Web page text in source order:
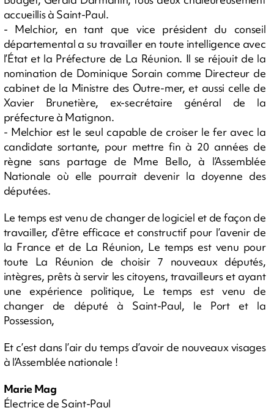
accueillis à Saint-Paul.
- Melchior, en tant que vice président du conseil
départemental a su travailler en toute intelligence avec
l’État et la Préfecture de La Réunion. Il se réjouit de la
nomination de Dominique Sorain comme Directeur de
cabinet de la Ministre des Outre-mer, et aussi celle de
Xavier Brunetière, ex-secrétaire général de la
préfecture à Matignon.
- Melchior est le seul capable de croiser le fer avec la
candidate sortante, pour mettre fin à 20 années de
règne sans partage de Mme Bello, à l’Assemblée
Nationale où elle pourrait devenir la doyenne des
députées.
Le temps est venu de changer de logiciel et de façon de
travailler, d’être efficace et constructif pour l’avenir de
la France et de La Réunion, Le temps est venu pour
toute La Réunion de choisir 7 nouveaux députés,
intègres, prêts à servir les citoyens, travailleurs et ayant
une expérience politique, Le temps est venu de
changer de député à Saint-Paul, le Port et la
Possession,
Et c’est dans l’air du temps d’avoir de nouveaux visages
à l’Assemblée nationale !
Marie Mag
Électrice de Saint-Paul